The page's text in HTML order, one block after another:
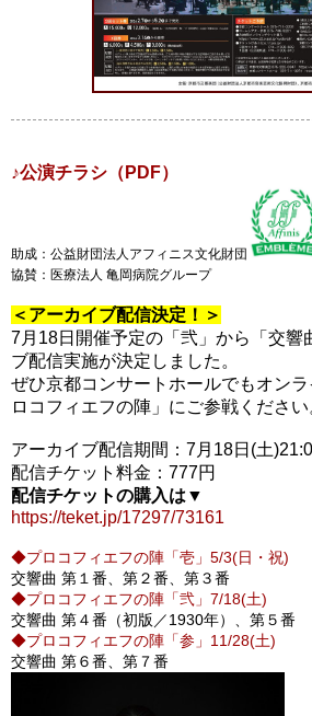
♪公演チラシ（PDF）
助成：公益財団法人アフィニス文化財団
協賛：医療法人 亀岡病院グループ
＜アーカイブ配信決定！＞
7月18日開催予定の「弐」から「交響
ブ配信実施が決定しました。
ぜひ京都コンサートホールでもオン
ロコフィエフの陣」にご参戦ください
アーカイブ配信期間：7月18日(土
配信チケット料金：777円
配信チケットの購入は▼
https://teket.jp/17297/73161
◆プロコフィエフの陣「壱」5/3(日・祝)
交響曲 第１番、第２番、第３番
◆プロコフィエフの陣「弐」7/18(土)
交響曲 第４番（初版／1930年）、第５番
◆プロコフィエフの陣「参」11/28(土)
交響曲 第６番、第７番